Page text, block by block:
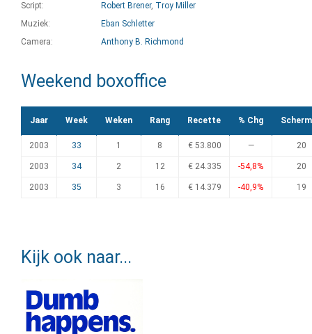
Script:
Robert Brener, Troy Miller
Muziek:
Eban Schletter
Camera:
Anthony B. Richmond
Weekend boxoffice
Jaar Week Weken Rang Recette % Chg
2003 33 1 8 € 53.800 — 20
2003 34 2 12 € 24.335 -54,8% 20
2003 35 3 16 € 14.379 -40,9% 19
Kijk ook naar...